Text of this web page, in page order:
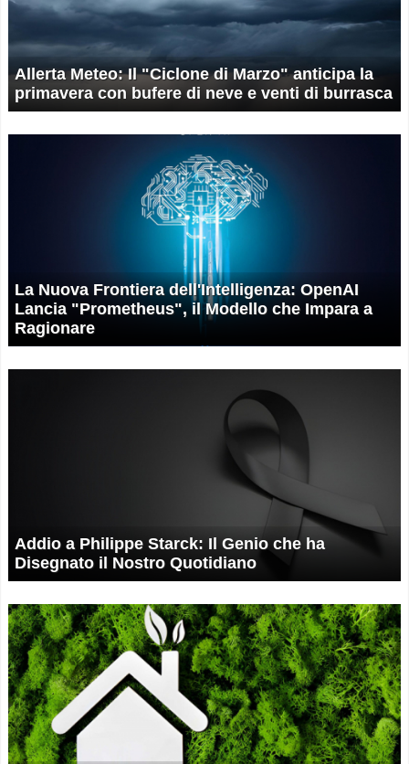
Allerta Meteo: Il "Ciclone di Marzo" anticipa la
primavera con bufere di neve e venti di burrasca
La Nuova Frontiera dell'Intelligenza: OpenAI
Lancia "Prometheus", il Modello che Impara a
Ragionare
Addio a Philippe Starck: Il Genio che ha
Disegnato il Nostro Quotidiano